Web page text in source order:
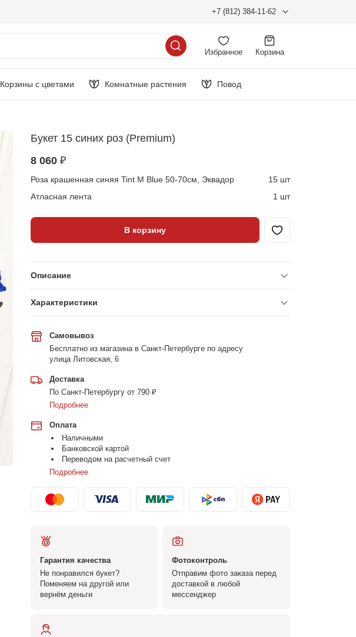
+7 (812) 384-11-62
Избранное Корзина
Корзины с цветами Комнатные растения Повод
Букет 15 синих роз (Premium)
8 060 ₽
Роза крашенная синяя Tint M Blue 50-70см, Эквадор
15 шт
Атласная лента
1 шт
В корзину
Описание
Характеристики
Самовывоз
Бесплатно из магазина в Санкт-Петербурге по адресу
улица Литовская, 6
Доставка
По Санкт-Петербургу от 790 ₽
Подробнее
Оплата
Наличными
Банковской картой
Переводом на расчетный счет
Подробнее
Гарантия качества
Не понравился букет?
Поменяем на другой или
вернём деньги
Фотоконтроль
Отправим фото заказа перед
доставкой в любой
мессенджер